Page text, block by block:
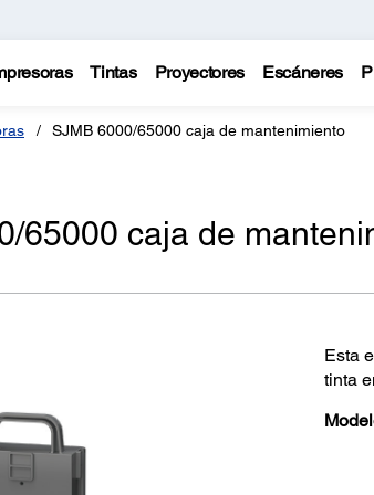
Tintas Proyectores Escáneres
SJMB 6000/65000 caja de mantenimiento
65000 caja de
Esta
tinta